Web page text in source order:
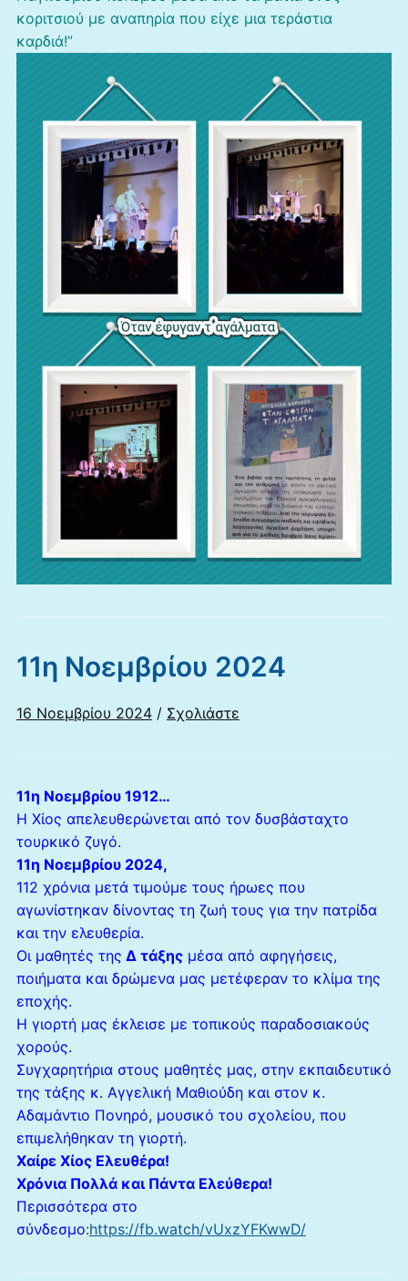
κοριτσιού με αναπηρία που είχε μια τεράστια
καρδιά!”
11η Νοεμβρίου 2024
16 Νοεμβρίου 2024 / Σχολιάστε
11η Νοεμβρίου 1912…
Η Χίος απελευθερώνεται από τον δυσβάσταχτο
τουρκικό ζυγό.
11η Νοεμβρίου 2024,
112 χρόνια μετά τιμούμε τους ήρωες που
αγωνίστηκαν δίνοντας τη ζωή τους για την πατρίδα
και την ελευθερία.
Οι μαθητές της Δ τάξηςμέσα από αφηγήσεις,
ποιήματα και δρώμενα μας μετέφεραν το κλίμα της
εποχής.
Η γιορτή μας έκλεισε με τοπικούς παραδοσιακούς
χορούς.
Συγχαρητήρια στους μαθητές μας, στην εκπαιδευτικό
της τάξης κ. Αγγελική Μαθιούδη και στον κ.
Αδαμάντιο Πονηρό, μουσικό του σχολείου, που
επιμελήθηκαν τη γιορτή.
Χαίρε Χίος Ελευθέρα!
Χρόνια Πολλά και Πάντα Ελεύθερα!
Περισσότερα στο
σύνδεσμο:https://fb.watch/vUxzYFKwwD/